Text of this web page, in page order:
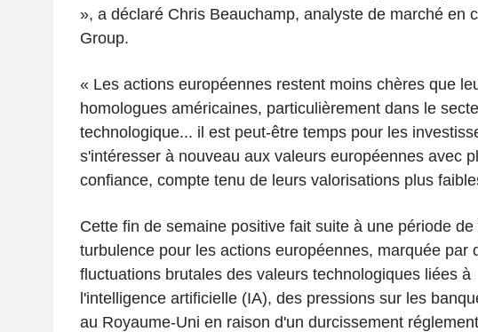
», a déclaré Chris Beauchamp, analyste de marché en
Group.
« Les actions européennes restent moins chères que
homologues américaines, particulièrement dans le
technologique... il est peut-être temps pour les
s'intéresser à nouveau aux valeurs européennes avec
confiance, compte tenu de leurs valorisations plus
Cette fin de semaine positive fait suite à une période de
turbulence pour les actions européennes, marquée par
fluctuations brutales des valeurs technologiques liées à
l'intelligence artificielle (IA), des pressions sur les
au Royaume-Uni en raison d'un durcissement